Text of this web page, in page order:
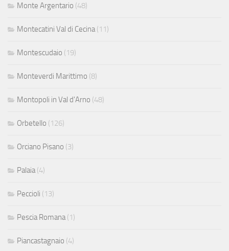
Monte Argentario (48)
Montecatini Val di Cecina (11)
Montescudaio (19)
Monteverdi Marittimo (8)
Montopoli in Val d'Arno (48)
Orbetello (126)
Orciano Pisano (3)
Palaia (4)
Peccioli (13)
Pescia Romana (1)
Piancastagnaio (4)